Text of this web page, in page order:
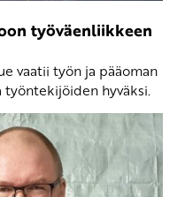
työväenliikkeen
vaatii työn ja pääoman
hyväksi.